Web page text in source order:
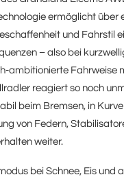
ermöglicht über
und Fahrstil
– also bei
ambitionierte
reagiert so noch
beim Bremsen, in
von Federn,
weiter.
bei Schnee, Eis und